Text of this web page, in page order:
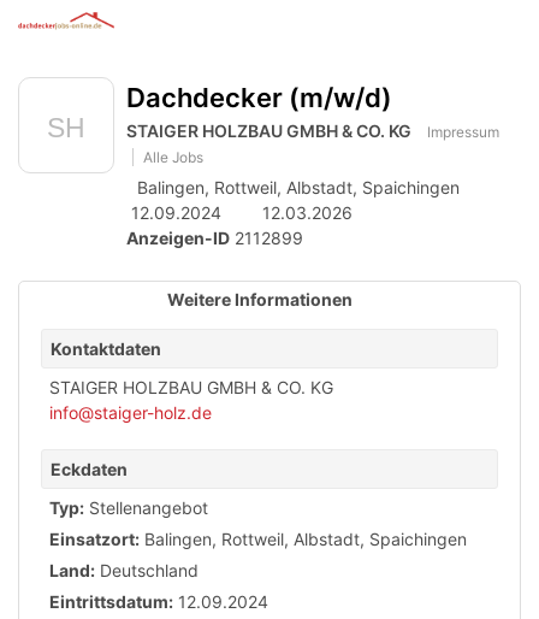
Accessibility
Navigation
Inhalt
von
mobilem
Endgerät
Dachdecker (m/w/d)
STAIGER HOLZBAU GMBH & CO. KG
Impressum
Alle Jobs
Balingen, Rottweil, Albstadt, Spaichingen
12.09.2024
12.03.2026
Anzeigen-ID 2112899
Weitere Informationen
Kontaktdaten
STAIGER HOLZBAU GMBH & CO. KG
info@staiger-holz.de
Eckdaten
Typ: Stellenangebot
Einsatzort: Balingen, Rottweil, Albstadt, Spaichingen
Land: Deutschland
Eintrittsdatum: 12.09.2024